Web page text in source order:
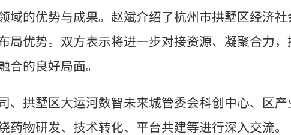
域的优势与成果。赵斌介绍了杭州市拱墅区经济
局优势。双方表示将进一步对接资源、凝聚合力
合的良好局面。
、拱墅区大运河数智未来城管委会科创中心、区
药物研发、技术转化、平台共建等进行深入交流。